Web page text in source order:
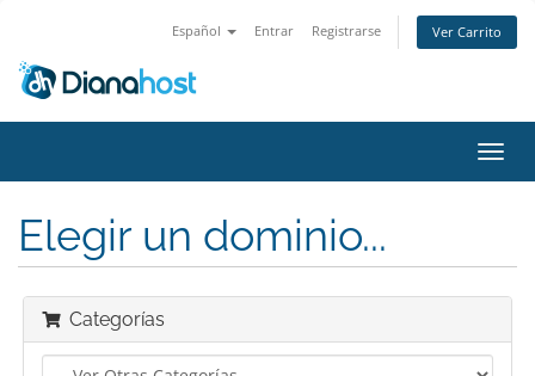
Español Entrar Registrarse Ver Carrito
Elegir un dominio...
Categorías